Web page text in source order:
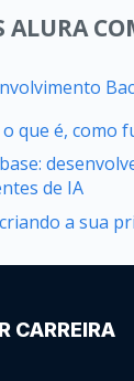
ALURA
o que é, como
de IA
criando a sua
CARREIRA